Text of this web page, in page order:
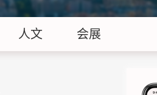
人文 会展